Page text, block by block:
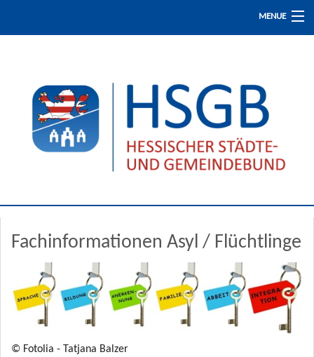
MENUE
Presse / Aktuelles
Der HSGB
Mitgliederbereich
Fachinformationen Asyl / Flüchtlinge
© Fotolia - Tatjana Balzer